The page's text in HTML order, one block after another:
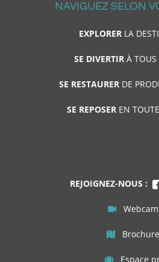
NAVIGUEZ SELON
EXPLORERLA
SE DIVERTIRÀ TOUS
SE RESTAURER DE
SE REPOSEREN
REJOIGNEZ-NOUS :
Espace